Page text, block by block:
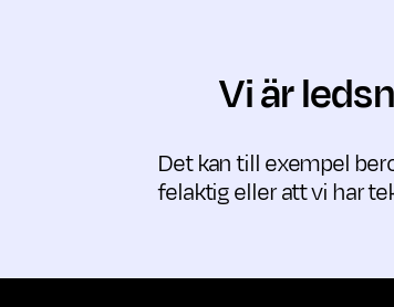
Vi är
Det kan till exempel
felaktig eller att vi har